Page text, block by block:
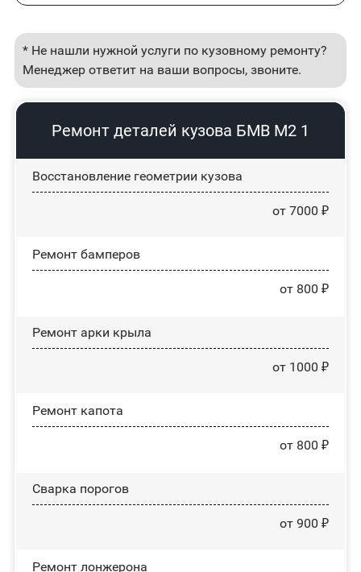
* Не нашли нужной услуги по кузовному ремонту?
Менеджер ответит на ваши вопросы, звоните.
Ремонт деталей кузова БМВ М2 1
Восстановление геометрии кузова
от 7000 ₽
Ремонт бамперов
от 800 ₽
Ремонт арки крыла
от 1000 ₽
Ремонт капота
от 800 ₽
Сварка порогов
от 900 ₽
Ремонт лонжерона